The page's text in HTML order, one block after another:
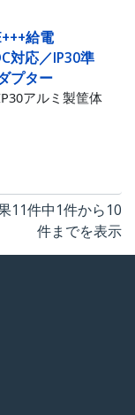
給電
対応／IP30準
プター
アルミ製筐体
11件中1件から10
件までを表示